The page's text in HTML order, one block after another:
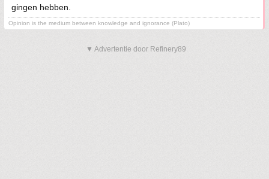
gingen hebben.
Opinion is the medium between knowledge and ignorance (Plato)
▼ Advertentie door Refinery89